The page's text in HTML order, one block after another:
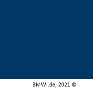
BMWi.de, 2021 ©